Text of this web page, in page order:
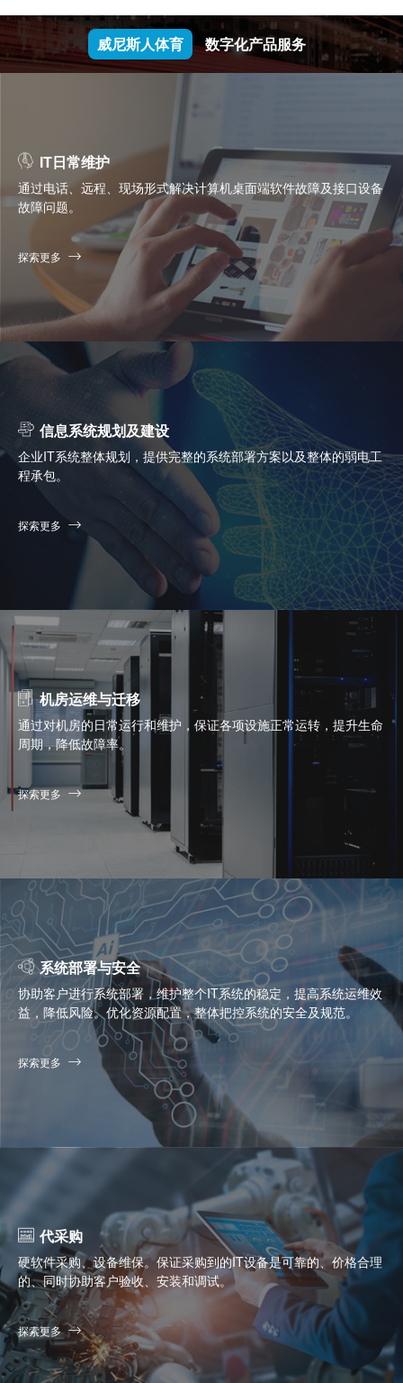
威尼斯人体育 数字化产品服务
IT日常维护
通过电话、远程、现场形式解决计算机桌面端软件故障及接口设备
故障问题。
探索更多
信息系统规划及建设
企业IT系统整体规划，提供完整的系统部署方案以及整体的弱电工
程承包。
探索更多
机房运维与迁移
通过对机房的日常运行和维护，保证各项设施正常运转，提升生命
周期，降低故障率。
探索更多
系统部署与安全
协助客户进行系统部署，维护整个IT系统的稳定，提高系统运维效
益，降低风险。优化资源配置，整体把控系统的安全及规范。
探索更多
代采购
硬软件采购、设备维保。保证采购到的IT设备是可靠的、价格合理
的、同时协助客户验收、安装和调试。
探索更多